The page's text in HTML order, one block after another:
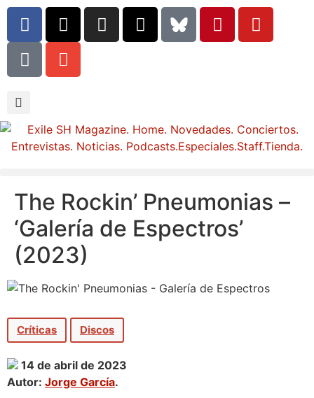
The Rockin’ Pneumonias –
‘Galería de Espectros’
(2023)
Críticas Discos
14 de abril de 2023
Autor: Jorge García.